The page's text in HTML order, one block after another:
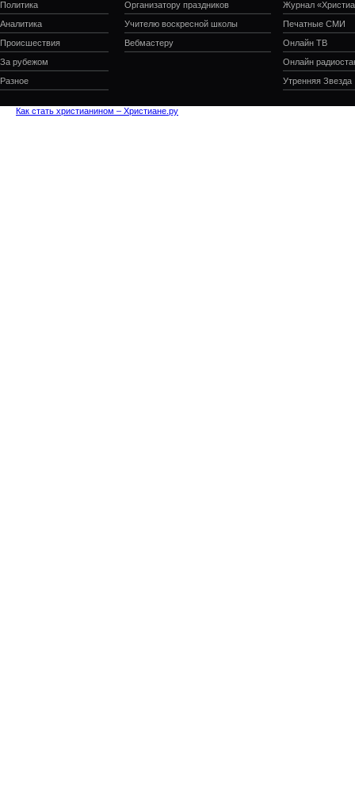
Политика
Аналитика
Происшествия
За рубежом
Разное
Организатору праздников
Учителю воскресной школы
Вебмастеру
Журнал
Печатные СМИ
Онлайн ТВ
Онлайн
Утренняя Звезда
Как стать христианином – Христиане.ру